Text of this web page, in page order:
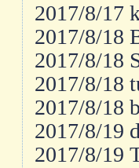
2017/8/17
2017/8/18
2017/8/18
2017/8/18
2017/8/18
2017/8/19
2017/8/19